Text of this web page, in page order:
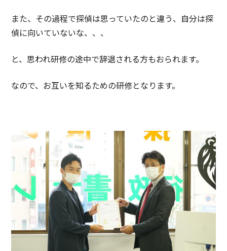
また、その過程で探偵は思っていたのと違う、自分は探
偵に向いていないな、、、
と、思われ研修の途中で辞退される方もおられます。
なので、お互いを知るための研修となります。